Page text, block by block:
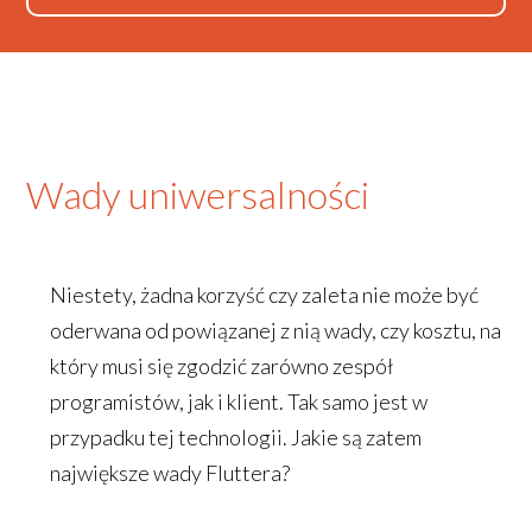
Wady uniwersalności
Niestety, żadna korzyść czy zaleta nie może być
oderwana od powiązanej z nią wady, czy kosztu, na
który musi się zgodzić zarówno zespół
programistów, jak i klient. Tak samo jest w
przypadku tej technologii. Jakie są zatem
największe wady Fluttera?